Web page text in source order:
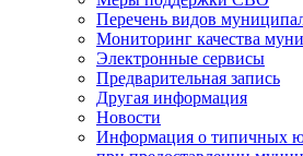
Перечень видов
Мониторинг качества
Электронные сервисы
Предварительная запись
Другая информация
Новости
Информация о типичных